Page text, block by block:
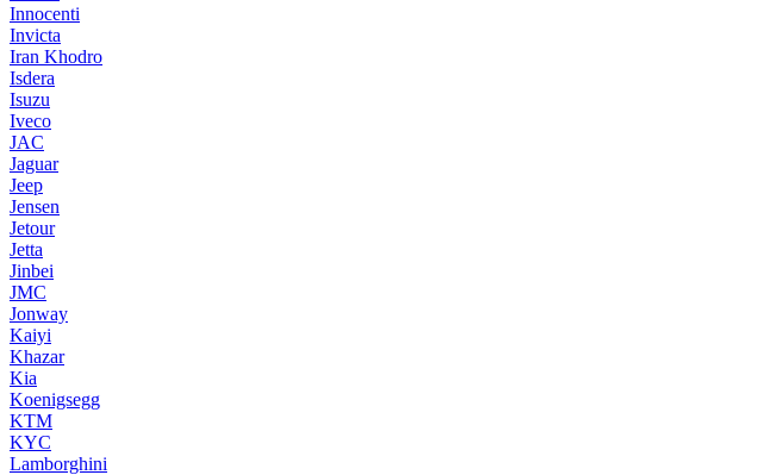
Innocenti
Invicta
Iran Khodro
Isdera
Isuzu
Iveco
JAC
Jaguar
Jeep
Jensen
Jetour
Jetta
Jinbei
JMC
Jonway
Kaiyi
Khazar
Kia
Koenigsegg
KTM
KYC
Lamborghini